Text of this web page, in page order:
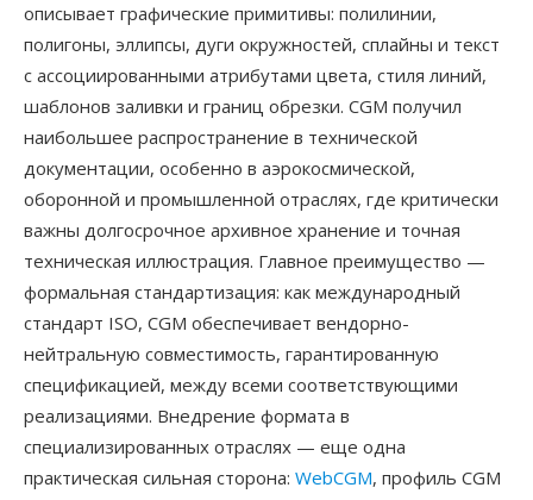
описывает графические примитивы: полилинии,
полигоны, эллипсы, дуги окружностей, сплайны и текст
с ассоциированными атрибутами цвета, стиля линий,
шаблонов заливки и границ обрезки. CGM получил
наибольшее распространение в технической
документации, особенно в аэрокосмической,
оборонной и промышленной отраслях, где критически
важны долгосрочное архивное хранение и точная
техническая иллюстрация. Главное преимущество —
формальная стандартизация: как международный
стандарт ISO, CGM обеспечивает вендорно-
нейтральную совместимость, гарантированную
спецификацией, между всеми соответствующими
реализациями. Внедрение формата в
специализированных отраслях — еще одна
практическая сильная сторона: WebCGM, профиль CGM